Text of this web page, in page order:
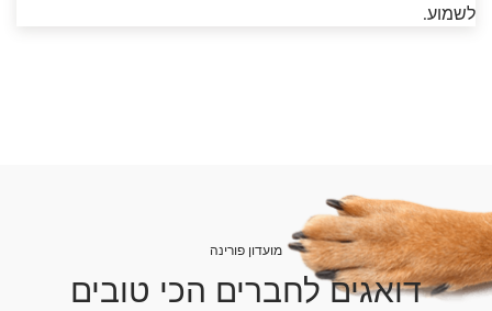
לשמוע.
מועדון פורינה
דואגים לחברים הכי טובים